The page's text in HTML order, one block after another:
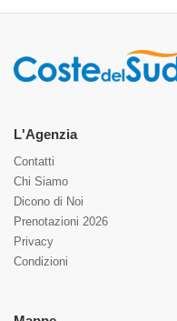
L'Agenzia
Contatti
Chi Siamo
Dicono di Noi
Prenotazioni 2026
Privacy
Condizioni